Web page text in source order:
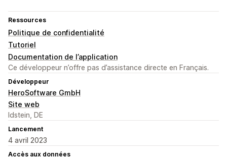
Ressources
Politique de confidentialité
Tutoriel
Documentation de l’application
Ce développeur n’offre pas d’assistance directe en Français.
Développeur
HeroSoftware GmbH
Site web
Idstein, DE
Lancement
4 avril 2023
Accès aux données